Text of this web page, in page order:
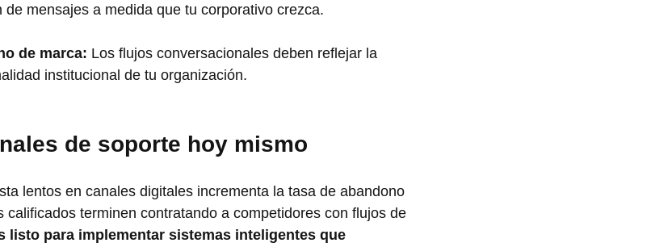
mensajes a medida que tu corporativo crezca.
de marca: Los flujos conversacionales deben reflejar la
institucional de tu organización.
de soporte hoy mismo
lentos en canales digitales incrementa la tasa de abandono
calificados terminen contratando a competidores con flujos de
listo para implementar sistemas inteligentes que